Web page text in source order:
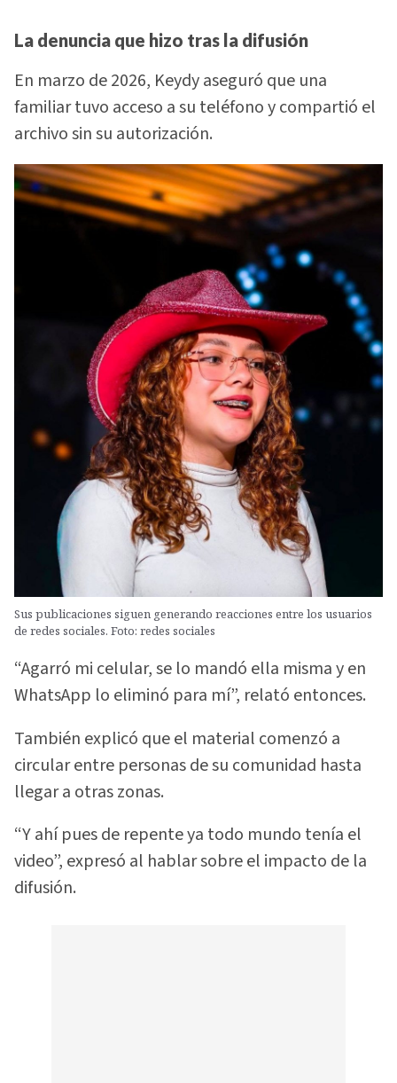
La denuncia que hizo tras la difusión
En marzo de 2026, Keydy aseguró que una
familiar tuvo acceso a su teléfono y compartió el
archivo sin su autorización.
Sus publicaciones siguen generando reacciones entre los usuarios
de redes sociales. Foto: redes sociales
“Agarró mi celular, se lo mandó ella misma y en
WhatsApp lo eliminó para mí”, relató entonces.
También explicó que el material comenzó a
circular entre personas de su comunidad hasta
llegar a otras zonas.
“Y ahí pues de repente ya todo mundo tenía el
video”, expresó al hablar sobre el impacto de la
difusión.